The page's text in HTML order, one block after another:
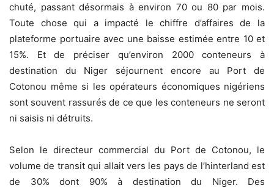
chuté, passant désormais à environ 70 ou 80 par mois.
Toute chose qui a impacté le chiffre d’affaires de la
plateforme portuaire avec une baisse estimée entre 10 et
15%. Et de préciser qu’environ 2000 conteneurs à
destination du Niger séjournent encore au Port de
Cotonou même si les opérateurs économiques nigériens
sont souvent rassurés de ce que les conteneurs ne seront
ni saisis ni détruits.
Selon le directeur commercial du Port de Cotonou, le
volume de transit qui allait vers les pays de l’hinterland est
de 30% dont 90% à destination du Niger. Des